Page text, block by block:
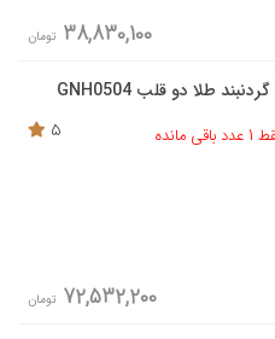
38,830,100 تومان
گردنبند طلا دو قلب GNH0504
مانده
5
72,532,200 تومان